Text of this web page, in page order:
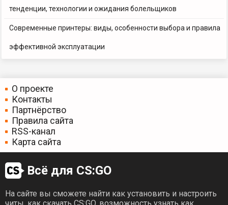
тенденции, технологии и ожидания болельщиков
Современные принтеры: виды, особенности выбора и правила
эффективной эксплуатации
О проекте
Контакты
Партнёрство
Правила сайта
RSS-канал
Карта сайта
Всё для CS:GO
На сайте вы сможете найти как установить и настроить